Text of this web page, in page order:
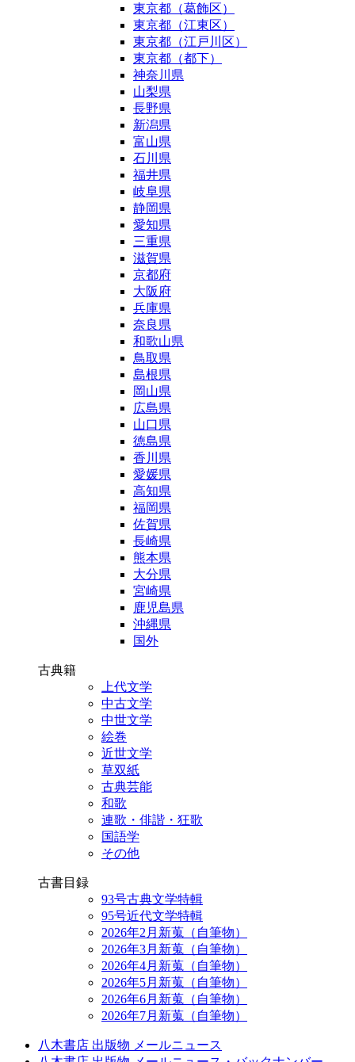
東京都（葛飾区）
東京都（江東区）
東京都（江戸川区）
東京都（都下）
神奈川県
山梨県
長野県
新潟県
富山県
石川県
福井県
岐阜県
静岡県
愛知県
三重県
滋賀県
京都府
大阪府
兵庫県
奈良県
和歌山県
鳥取県
島根県
岡山県
広島県
山口県
徳島県
香川県
愛媛県
高知県
福岡県
佐賀県
長崎県
熊本県
大分県
宮崎県
鹿児島県
沖縄県
国外
古典籍
上代文学
中古文学
中世文学
絵巻
近世文学
草双紙
古典芸能
和歌
連歌・俳諧・狂歌
国語学
その他
古書目録
93号古典文学特輯
95号近代文学特輯
2026年2月新蒐（自筆物）
2026年3月新蒐（自筆物）
2026年4月新蒐（自筆物）
2026年5月新蒐（自筆物）
2026年6月新蒐（自筆物）
2026年7月新蒐（自筆物）
八木書店 出版物 メールニュース